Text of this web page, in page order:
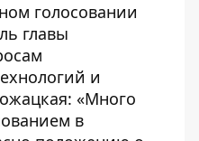
голосовании
главы
и
«Много
в